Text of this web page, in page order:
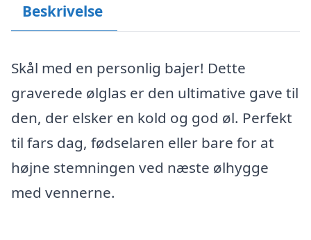
Beskrivelse
Skål med en personlig bajer! Dette
graverede ølglas er den ultimative gave til
den, der elsker en kold og god øl. Perfekt
til fars dag, fødselaren eller bare for at
højne stemningen ved næste ølhygge
med vennerne.